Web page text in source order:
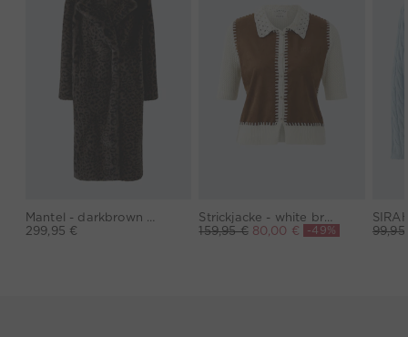
299,95 €
159,95 € 80,00 € -49%